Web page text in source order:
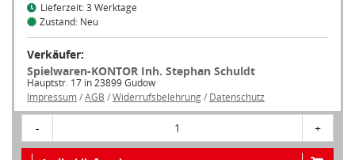
Lieferzeit: 3 Werktage
Zustand: Neu
Verkäufer:
Spielwaren-KONTOR Inh. Stephan Schuldt
Hauptstr. 17 in 23899 Gudow
Impressum/AGB /Widerrufsbelehrung/ Datenschutz
- 1 +